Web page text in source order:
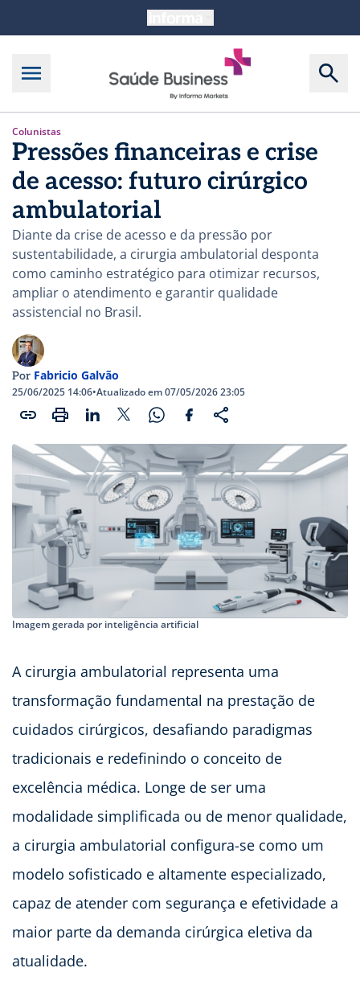
Colunistas
Pressões financeiras e crise
de acesso: futuro cirúrgico
ambulatorial
Diante da crise de acesso e da pressão por
sustentabilidade, a cirurgia ambulatorial desponta
como caminho estratégico para otimizar recursos,
ampliar o atendimento e garantir qualidade
assistencial no Brasil.
Por Fabricio Galvão
25/06/2025 14:06•Atualizado em 07/05/2026 23:05
Imagem gerada por inteligência artificial
A cirurgia ambulatorial representa uma
transformação fundamental na prestação de
cuidados cirúrgicos, desafiando paradigmas
tradicionais e redefinindo o conceito de
excelência médica. Longe de ser uma
modalidade simplificada ou de menor qualidade,
a cirurgia ambulatorial configura-se como um
modelo sofisticado e altamente especializado,
capaz de atender com segurança e efetividade a
maior parte da demanda cirúrgica eletiva da
atualidade.